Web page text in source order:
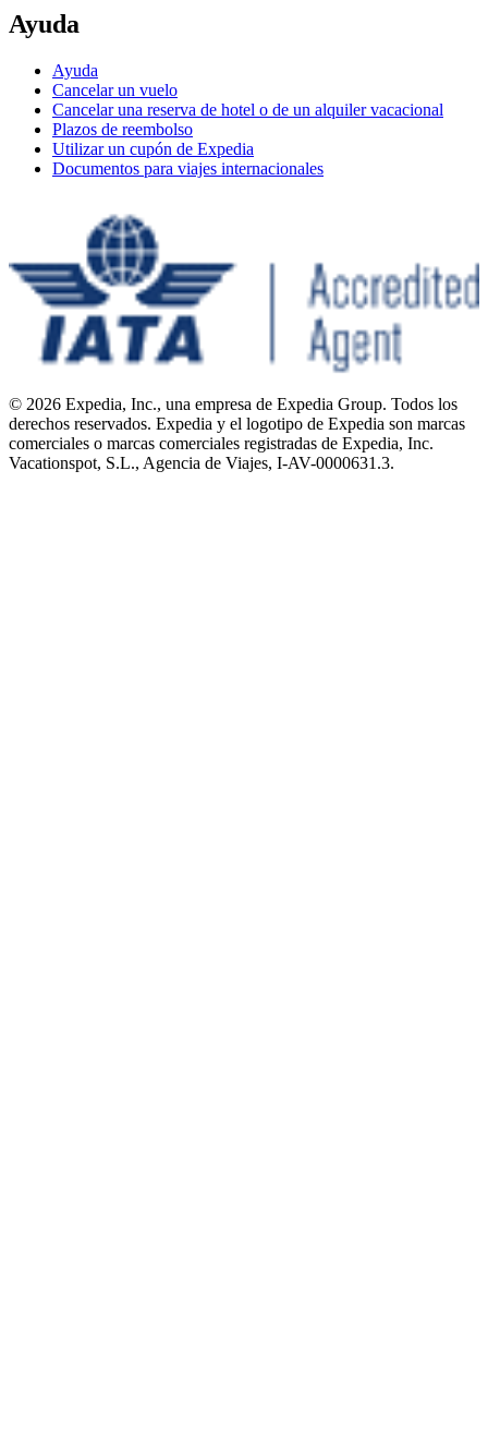
Ayuda
Ayuda
Cancelar un vuelo
Cancelar una reserva de hotel o de un alquiler vacacional
Plazos de reembolso
Utilizar un cupón de Expedia
Documentos para viajes internacionales
© 2026 Expedia, Inc., una empresa de Expedia Group. Todos los
derechos reservados. Expedia y el logotipo de Expedia son marcas
comerciales o marcas comerciales registradas de Expedia, Inc.
Vacationspot, S.L., Agencia de Viajes, I-AV-0000631.3.